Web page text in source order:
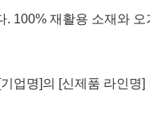
100% 재활용 소재와 오
업명]의 [신제품 라인명